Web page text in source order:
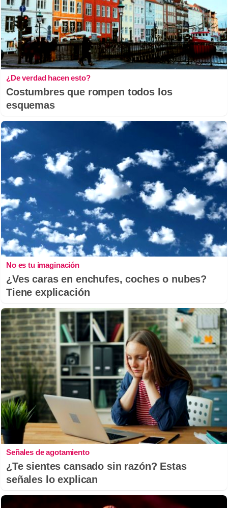
¿De verdad hacen esto?
Costumbres que rompen todos los
esquemas
No es tu imaginación
¿Ves caras en enchufes, coches o nubes?
Tiene explicación
Señales de agotamiento
¿Te sientes cansado sin razón? Estas
señales lo explican